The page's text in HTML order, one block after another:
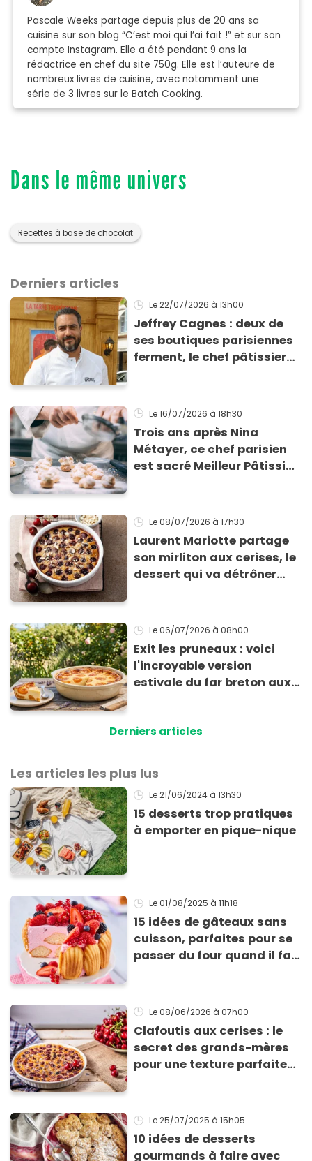
Pascale Weeks partage depuis plus de 20 ans sa
cuisine sur son blog “C’est moi qui l’ai fait !” et sur son
compte Instagram. Elle a été pendant 9 ans la
rédactrice en chef du site 750g. Elle est l’auteure de
nombreux livres de cuisine, avec notamment une
série de 3 livres sur le Batch Cooking.
Dans le même univers
Recettes à base de chocolat
Derniers articles
Le 22/07/2026 à 13h00
Jeffrey Cagnes : deux de
ses boutiques parisiennes
ferment, le chef pâtissier
Le 16/07/2026 à 18h30
Trois ans après Nina
Métayer, ce chef parisien
est sacré Meilleur Pâtissier
Le 08/07/2026 à 17h30
Laurent Mariotte partage
son mirliton aux cerises, le
dessert qui va détrôner
Le 06/07/2026 à 08h00
Exit les pruneaux : voici
l'incroyable version
estivale du far breton aux
Derniers articles
Les articles les plus lus
Le 21/06/2024 à 13h30
15 desserts trop pratiques
à emporter en pique-nique
Le 01/08/2025 à 11h18
15 idées de gâteaux sans
cuisson, parfaites pour se
passer du four quand il fait
Le 08/06/2026 à 07h00
Clafoutis aux cerises : le
secret des grands-mères
pour une texture parfaite
Le 25/07/2025 à 15h05
10 idées de desserts
gourmands à faire avec